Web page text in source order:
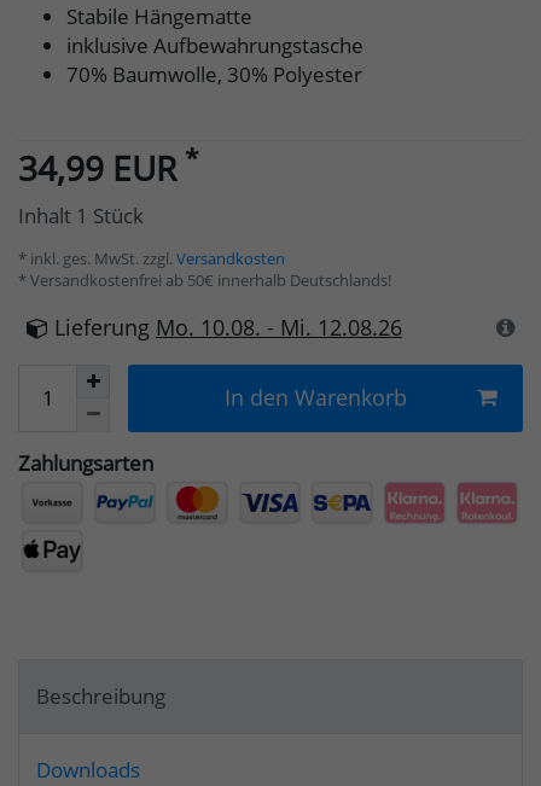
Stabile Hängematte
inklusive Aufbewahrungstasche
70% Baumwolle, 30% Polyester
34,99 EUR *
Inhalt 1 Stück
* inkl. ges. MwSt. zzgl. Versandkosten
* Versandkostenfrei ab 50€ innerhalb Deutschlands!
Lieferung Mo. 10.08. - Mi. 12.08.26
In den Warenkorb
Zahlungsarten
Beschreibung
Downloads